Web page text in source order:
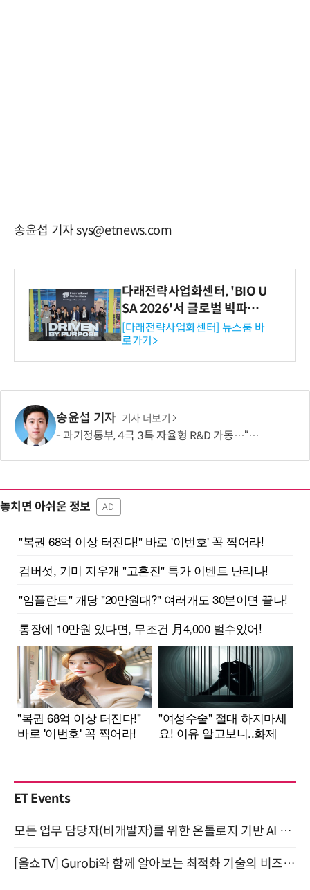
송윤섭 기자 sys@etnews.com
다래전략사업화센터, 'BIO U
SA 2026'서 글로벌 빅파마
와의 비즈니스 미팅 지원…K
-바이오 해외 진출 교두보 확
보
[다래전략사업화센터] 뉴스룸 바
로가기>
송윤섭 기자 기사 더보기
과기정통부, 4극 3특 자율형 R&D 가동…“지역이 직접 미래 성장동력 찾는다”
놓치면 아쉬운 정보 AD
ET Events
모든 업무 담당자(비개발자)를 위한 온톨로지 기반 AI 지식체계 설계 1-day 워크숍 8월 20일 개최
[올쇼TV] Gurobi와 함께 알아보는 최적화 기술의 비즈니스 활용 (8월 20일 생방송)